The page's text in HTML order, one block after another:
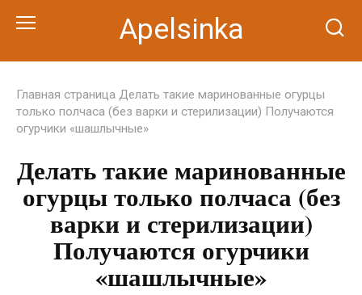
Apelsinka
Главная страница Делать такие маринованные огурцы
только полчаса (без варки и стерилизации) Получаются
огурчики «шашлычные»
Делать такие маринованные
огурцы только полчаса (без
варки и стерилизации)
Получаются огурчики
«шашлычные»